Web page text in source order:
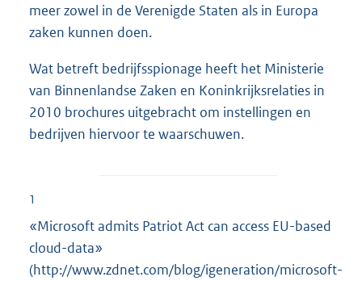
meer zowel in de Verenigde Staten als in Europa
zaken kunnen doen.
Wat betreft bedrijfsspionage heeft het Ministerie
van Binnenlandse Zaken en Koninkrijksrelaties in
2010 brochures uitgebracht om instellingen en
bedrijven hiervoor te waarschuwen.
1
«Microsoft admits Patriot Act can access EU-based
cloud-data»
(http://www.zdnet.com/blog/igeneration/microsoft-